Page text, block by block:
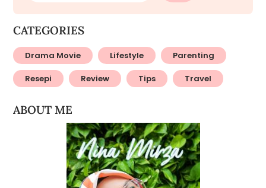
CATEGORIES
Drama Movie Lifestyle Parenting
Resepi Review Tips Travel
ABOUT ME